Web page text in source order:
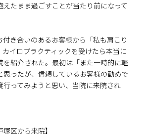
えたまま過ごすことが当たり前になって
付き合いのあるお客様から「私も肩こり
カイロプラクティックを受けたら本当に
を紹介された。最初は「また一時的に軽
思ったが、信頼しているお客様の勧めで
行ってみようと思い、当院に来院され
塚区から来院】